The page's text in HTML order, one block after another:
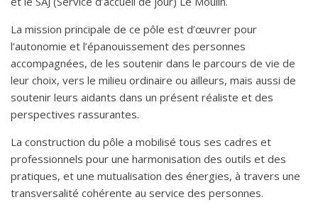
La mission principale de ce pôle est d’œuvrer pour
l’autonomie et l’épanouissement des personnes
accompagnées, de les soutenir dans le parcours de vie de
leur choix, vers le milieu ordinaire ou ailleurs, mais aussi de
soutenir leurs aidants dans un présent réaliste et des
perspectives rassurantes.
La construction du pôle a mobilisé tous ses cadres et
professionnels pour une harmonisation des outils et des
pratiques, et une mutualisation des énergies, à travers une
transversalité cohérente au service des personnes.